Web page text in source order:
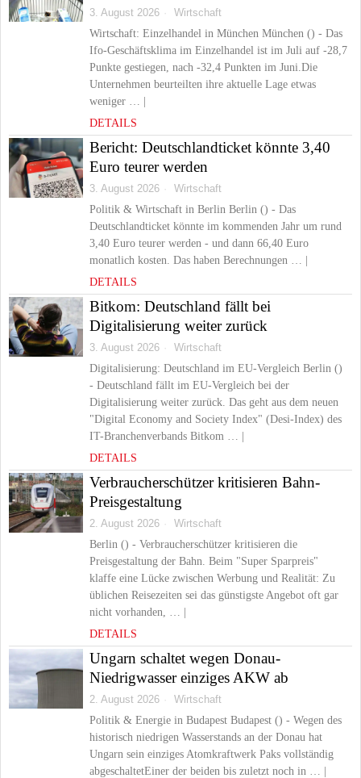
3. August 2026
Wirtschaft
Wirtschaft: Einzelhandel in München München () - Das
Ifo-Geschäftsklima im Einzelhandel ist im Juli auf -28,7
Punkte gestiegen, nach -32,4 Punkten im Juni.Die
Unternehmen beurteilten ihre aktuelle Lage etwas
weniger … |
DETAILS
Bericht: Deutschlandticket könnte 3,40
Euro teurer werden
3. August 2026
Wirtschaft
Politik & Wirtschaft in Berlin Berlin () - Das
Deutschlandticket könnte im kommenden Jahr um rund
3,40 Euro teurer werden - und dann 66,40 Euro
monatlich kosten. Das haben Berechnungen … |
DETAILS
Bitkom: Deutschland fällt bei
Digitalisierung weiter zurück
3. August 2026
Wirtschaft
Digitalisierung: Deutschland im EU-Vergleich Berlin ()
- Deutschland fällt im EU-Vergleich bei der
Digitalisierung weiter zurück. Das geht aus dem neuen
"Digital Economy and Society Index" (Desi-Index) des
IT-Branchenverbands Bitkom … |
DETAILS
Verbraucherschützer kritisieren Bahn-
Preisgestaltung
2. August 2026
Wirtschaft
Berlin () - Verbraucherschützer kritisieren die
Preisgestaltung der Bahn. Beim "Super Sparpreis"
klaffe eine Lücke zwischen Werbung und Realität: Zu
üblichen Reisezeiten sei das günstigste Angebot oft gar
nicht vorhanden, … |
DETAILS
Ungarn schaltet wegen Donau-
Niedrigwasser einziges AKW ab
2. August 2026
Wirtschaft
Politik & Energie in Budapest Budapest () - Wegen des
historisch niedrigen Wasserstands an der Donau hat
Ungarn sein einziges Atomkraftwerk Paks vollständig
abgeschaltetEiner der beiden bis zuletzt noch in … |